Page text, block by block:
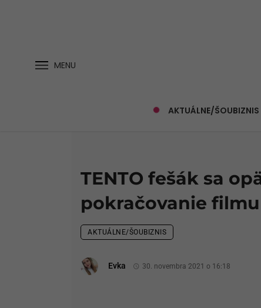
MENU
AKTUÁLNE/ŠOUBIZNIS
TENTO fešák sa
pokračovanie
AKTUÁLNE/ŠOUBIZNIS
Evka 30. novembra 2021 o 16:18